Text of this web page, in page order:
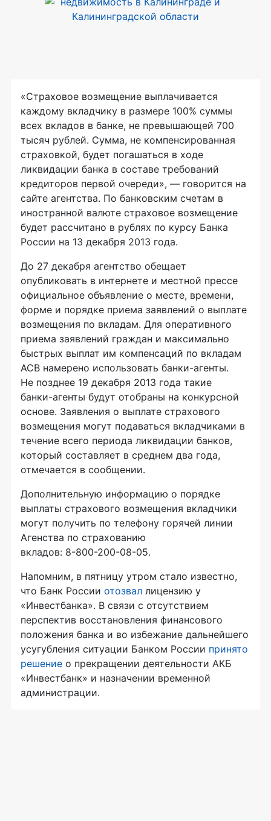
«Страховое возмещение выплачивается
каждому вкладчику в размере 100% суммы
всех вкладов в банке, не превышающей 700
тысяч рублей. Сумма, не компенсированная
страховкой, будет погашаться в ходе
ликвидации банка в составе требований
кредиторов первой очереди», — говорится на
сайте агентства. По банковским счетам в
иностранной валюте страховое возмещение
будет рассчитано в рублях по курсу Банка
России на 13 декабря 2013 года.
До 27 декабря агентство обещает
опубликовать в интернете и местной прессе
официальное объявление о месте, времени,
форме и порядке приема заявлений о выплате
возмещения по вкладам. Для оперативного
приема заявлений граждан и максимально
быстрых выплат им компенсаций по вкладам
АСВ намерено использовать банки-агенты.
Не позднее 19 декабря 2013 года такие
банки-агенты будут отобраны на конкурсной
основе. Заявления о выплате страхового
возмещения могут подаваться вкладчиками в
течение всего периода ликвидации банков,
который составляет в среднем два года,
отмечается в сообщении.
Дополнительную информацию о порядке
выплаты страхового возмещения вкладчики
могут получить по телефону горячей линии
Агенства по страхованию
вкладов: 8-800-200-08-05.
Напомним, в пятницу утром стало известно,
что Банк России отозвал лицензию у
«Инвестбанка». В связи с отсутствием
перспектив восстановления финансового
положения банка и во избежание дальнейшего
усугубления ситуации Банком России принято
решение о прекращении деятельности АКБ
«Инвестбанк» и назначении временной
администрации.